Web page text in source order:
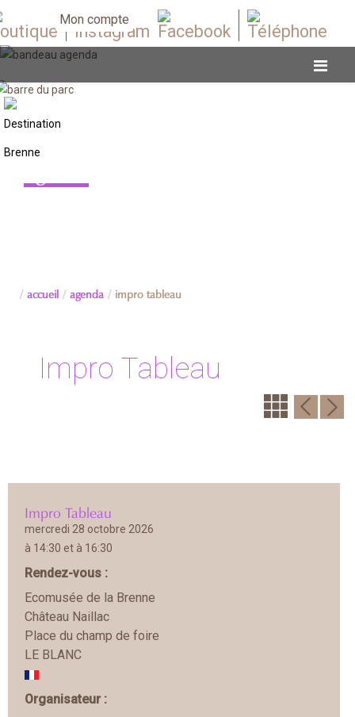
Mon compte
accueil agenda impro tableau
Impro Tableau
Impro Tableau
mercredi 28 octobre 2026
à 14:30 et à 16:30
Rendez-vous :
Ecomusée de la Brenne
Château Naillac
Place du champ de foire
LE BLANC
Organisateur :